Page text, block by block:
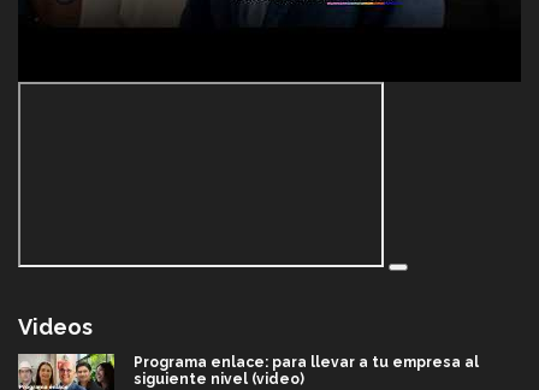
Videos
Programa enlace: para llevar a tu empresa al
siguiente nivel (video)